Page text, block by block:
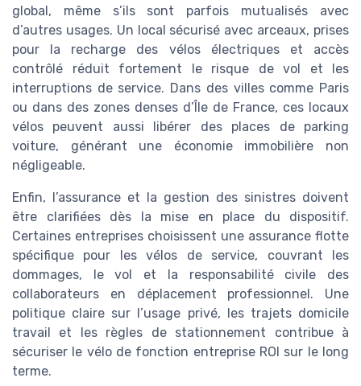
global, même s’ils sont parfois mutualisés avec
d’autres usages. Un local sécurisé avec arceaux, prises
pour la recharge des vélos électriques et accès
contrôlé réduit fortement le risque de vol et les
interruptions de service. Dans des villes comme Paris
ou dans des zones denses d’Île de France, ces locaux
vélos peuvent aussi libérer des places de parking
voiture, générant une économie immobilière non
négligeable.
Enfin, l’assurance et la gestion des sinistres doivent
être clarifiées dès la mise en place du dispositif.
Certaines entreprises choisissent une assurance flotte
spécifique pour les vélos de service, couvrant les
dommages, le vol et la responsabilité civile des
collaborateurs en déplacement professionnel. Une
politique claire sur l’usage privé, les trajets domicile
travail et les règles de stationnement contribue à
sécuriser le vélo de fonction entreprise ROI sur le long
terme.